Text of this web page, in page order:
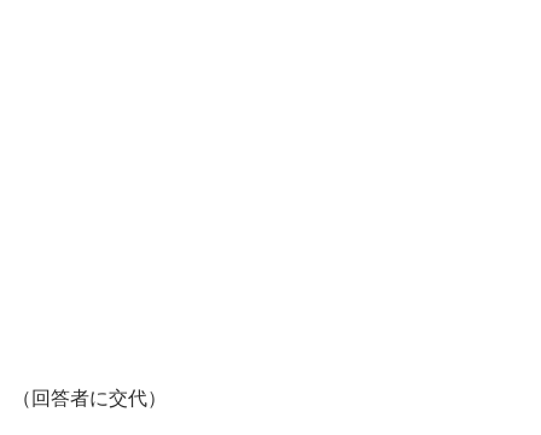
（回答者に交代）